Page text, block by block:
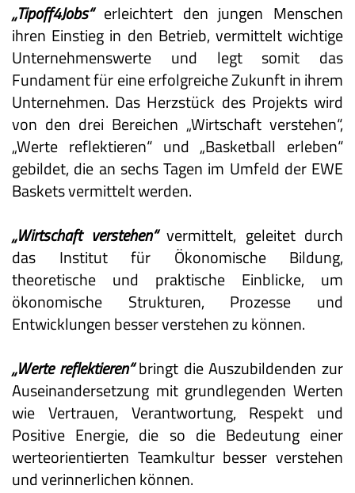
„Tipoff4Jobs“erleichtert den jungen Menschen
ihren Einstieg in den Betrieb, vermittelt wichtige
Unternehmenswerte und legt somit das
Fundament für eine erfolgreiche Zukunft in ihrem
Unternehmen. Das Herzstück des Projekts wird
von den drei Bereichen „Wirtschaft verstehen“,
„Werte reflektieren“ und „Basketball erleben“
gebildet, die an sechs Tagen im Umfeld der EWE
Baskets vermittelt werden.
„Wirtschaft verstehen“vermittelt, geleitet durch
das Institut für Ökonomische Bildung,
theoretische und praktische Einblicke, um
ökonomische Strukturen, Prozesse und
Entwicklungen besser verstehen zu können.
„Werte reflektieren“bringt die Auszubildenden zur
Auseinandersetzung mit grundlegenden Werten
wie Vertrauen, Verantwortung, Respekt und
Positive Energie, die so die Bedeutung einer
werteorientierten Teamkultur besser verstehen
und verinnerlichen können.